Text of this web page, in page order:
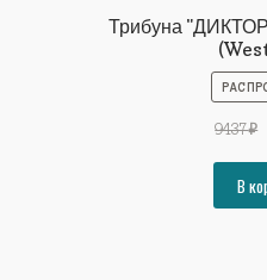
Трибуна
9437₽
В